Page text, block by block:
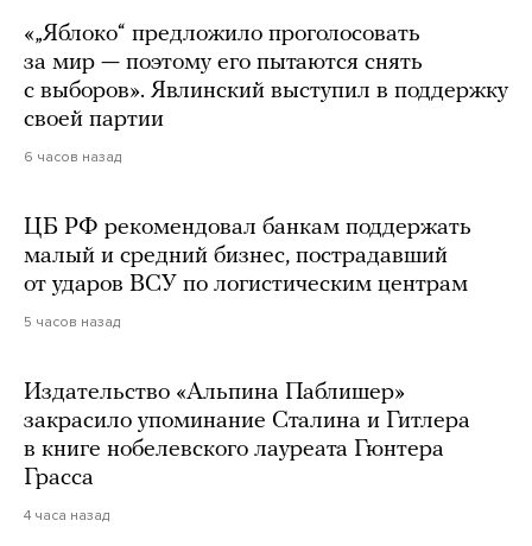
«„Яблоко“ предложило проголосовать
за мир — поэтому его пытаются снять
с выборов». Явлинский выступил в поддержку
своей партии
6 часов назад
ЦБ РФ рекомендовал банкам поддержать
малый и средний бизнес, пострадавший
от ударов ВСУ по логистическим центрам
5 часов назад
Издательство «Альпина Паблишер»
закрасило упоминание Сталина и Гитлера
в книге нобелевского лауреата Гюнтера
Грасса
4 часа назад